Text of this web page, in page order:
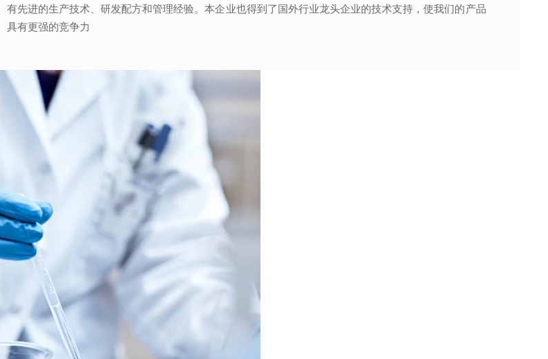
有先进的生产技术、研发配方和管理经验。本企业也得到了国外行业龙头企业的技术支持，使我们的产品
具有更强的竞争力